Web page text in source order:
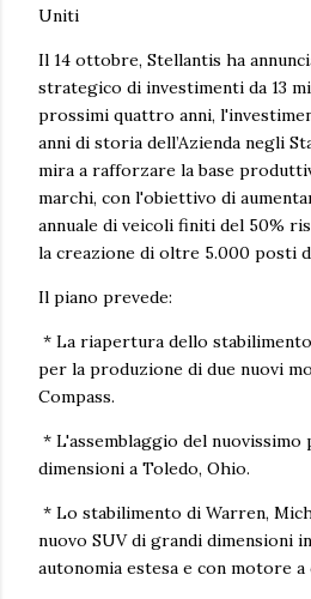
Uniti
Il 14 ottobre, Stellantis ha
strategico di investimenti da 13
prossimi quattro anni,
anni di storia dell’Azienda negli
mira a rafforzare la base
marchi, con l'obiettivo di
annuale di veicoli finiti del 50%
la creazione di oltre 5.000 posti
Il piano prevede:
* La riapertura dello
per la produzione di due nuovi
Compass.
* L'assemblaggio del nuovissimo
dimensioni a Toledo, Ohio.
* Lo stabilimento di Warren,
nuovo SUV di grandi dimensioni
autonomia estesa e con motore